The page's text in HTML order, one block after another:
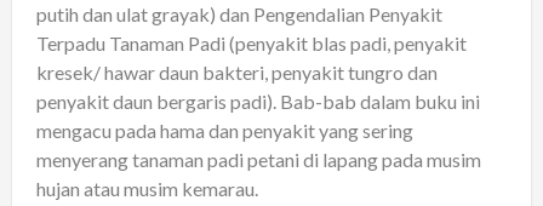
putih dan ulat grayak) dan Pengendalian Penyakit
Terpadu Tanaman Padi (penyakit blas padi, penyakit
kresek/ hawar daun bakteri, penyakit tungro dan
penyakit daun bergaris padi). Bab-bab dalam buku ini
mengacu pada hama dan penyakit yang sering
menyerang tanaman padi petani di lapang pada musim
hujan atau musim kemarau.